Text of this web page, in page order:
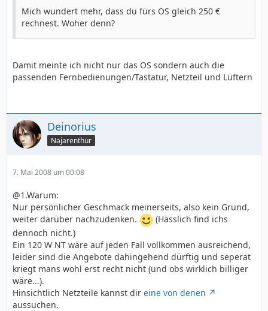
Mich wundert mehr, dass du fürs OS gleich 250 €
rechnest. Woher denn?
Damit meinte ich nicht nur das OS sondern auch die
passenden Fernbedienungen/Tastatur, Netzteil und Lüftern
Deinorius
Najarenthur
7. Mai 2008 um 00:08
@1.Warum:
Nur persönlicher Geschmack meinerseits, also kein Grund,
weiter darüber nachzudenken.
(Hässlich find ichs
dennoch nicht.)
Ein 120 W NT wäre auf jeden Fall vollkommen ausreichend,
leider sind die Angebote dahingehend dürftig und seperat
kriegt mans wohl erst recht nicht (und obs wirklich billiger
wäre...).
Hinsichtlich Netzteile kannst dir eine von denen
aussuchen.